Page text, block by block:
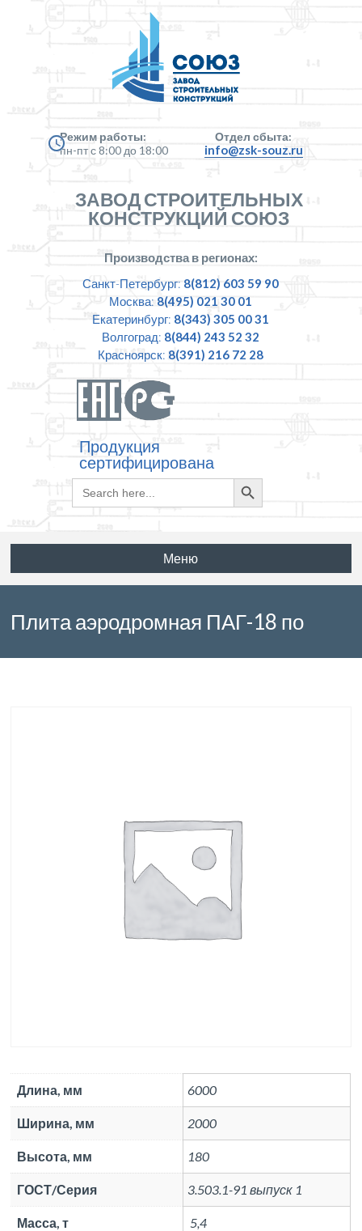
Режим работы:
пн-пт с 8:00 до 18:00
Отдел сбыта:
info@zsk-souz.ru
ЗАВОД СТРОИТЕЛЬНЫХ
КОНСТРУКЦИЙ СОЮЗ
Производства в регионах:
Санкт-Петербург: 8(812) 603 59 90
Москва: 8(495) 021 30 01
Екатеринбург: 8(343) 305 00 31
Волгоград: 8(844) 243 52 32
Красноярск: 8(391) 216 72 28
Продукция
сертифицирована
Search
for:
Search
Button
Меню
Плита аэродромная ПАГ-18 по
Длина, мм 6000
Ширина, мм 2000
Высота, мм 180
ГОСТ/Серия 3.503.1-91 выпуск 1
Масса, т 5,4